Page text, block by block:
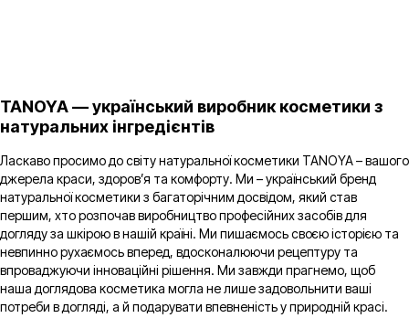
TANOYA — український виробник косметики з
натуральних інгредієнтів
Ласкаво просимо до світу натуральної косметики TANOYA – вашого
джерела краси, здоров’я та комфорту. Ми – український бренд
натуральної косметики з багаторічним досвідом, який став
першим, хто розпочав виробництво професійних засобів для
догляду за шкірою в нашій країні. Ми пишаємось своєю історією та
невпинно рухаємось вперед, вдосконалюючи рецептуру та
впроваджуючи інноваційні рішення. Ми завжди прагнемо, щоб
наша доглядова косметика могла не лише задовольнити ваші
потреби в догляді, а й подарувати впевненість у природній красі.